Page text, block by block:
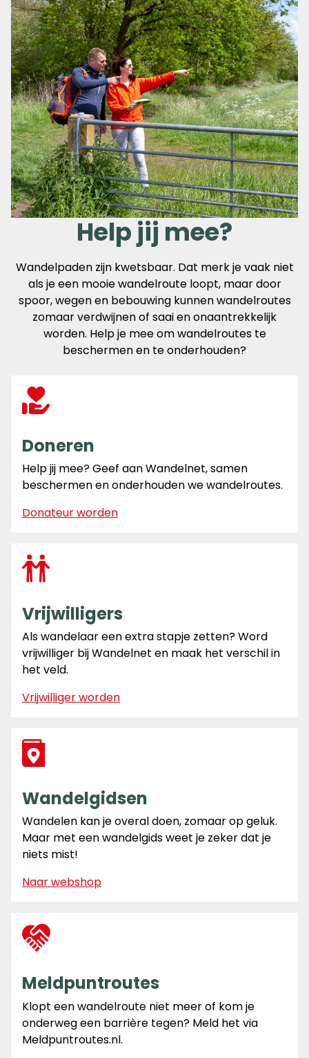
Help jij mee?
Wandelpaden zijn kwetsbaar. Dat merk je vaak niet
als je een mooie wandelroute loopt, maar door
spoor, wegen en bebouwing kunnen wandelroutes
zomaar verdwijnen of saai en onaantrekkelijk
worden. Help je mee om wandelroutes te
beschermen en te onderhouden?
Doneren
Help jij mee? Geef aan Wandelnet, samen
beschermen en onderhouden we wandelroutes.
Donateur worden
Vrijwilligers
Als wandelaar een extra stapje zetten? Word
vrijwilliger bij Wandelnet en maak het verschil in
het veld.
Vrijwilliger worden
Wandelgidsen
Wandelen kan je overal doen, zomaar op geluk.
Maar met een wandelgids weet je zeker dat je
niets mist!
Naar webshop
Meldpuntroutes
Klopt een wandelroute niet meer of kom je
onderweg een barrière tegen? Meld het via
Meldpuntroutes.nl.